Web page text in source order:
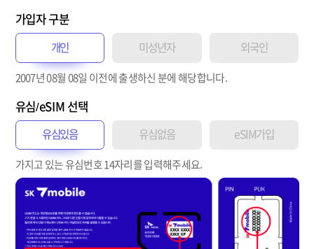
가입자 구분
개인 미성년자 외국인
2007년 08월 08일 이전 에 출생하신 분에 해당합니다.
유심/eSIM 선택
유심있음 유심없음 eSIM가입
가지고 있는 유심번호 14자리를 입력해주세요.